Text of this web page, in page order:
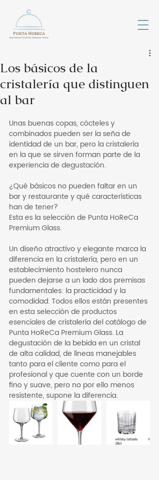
Los básicos de la
cristalería que distinguen
al bar
Unas buenas copas, cócteles y
combinados pueden ser la seña de
identidad de un bar, pero la cristalería
en la que se sirven forman parte de la
experiencia de degustación.
¿Qué básicos no pueden faltar en un
bar y restaurante y qué características
han de tener?
Esta es la selección de Punta HoReCa
Premium Glass.
Un diseño atractivo y elegante marca la
diferencia en la cristalería, pero en un
establecimiento hostelero nunca
pueden dejarse a un lado dos premisas
fundamentales: la practicidad y la
comodidad. Todos ellos están presentes
en esta selección de productos
esenciales de cristalería del catálogo de
Punta HoReCa Premium Glass. La
degustación de la bebida en un cristal
de alta calidad, de líneas manejables
tanto para el cliente como para el
profesional y que cuente con un borde
fino y suave, pero no por ello menos
resistente, supone la diferencia.